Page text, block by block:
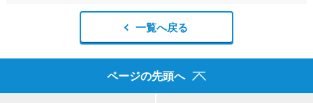
一覧へ戻る
ページの先頭へ